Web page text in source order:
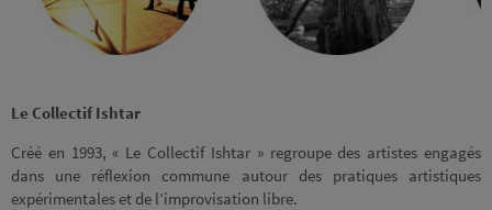
Le Collectif Ishtar
Créé en 1993, « Le Collectif Ishtar » regroupe des artistes engagés
dans une réflexion commune autour des pratiques artistiques
expérimentales et de l’improvisation libre.